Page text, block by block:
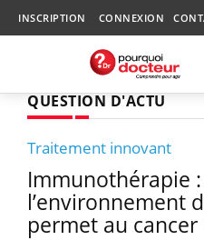
INSCRIPTION CONNEXION
QUESTION D'ACTU
Traitement innovant
Immunothérapie
l’environnement
permet au